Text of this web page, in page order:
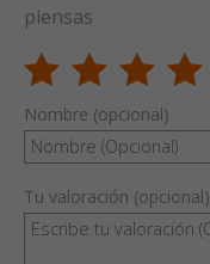
piensas
Nombre (opcional)
Tu valoración (opcional)